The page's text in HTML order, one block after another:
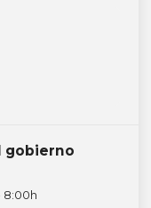
gobierno
8:00h